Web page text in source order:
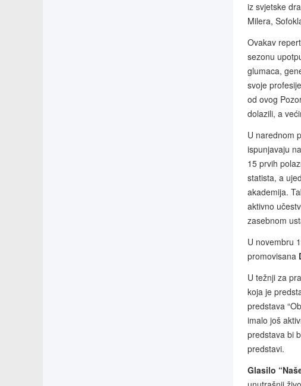
iz svjetske
Milera,
Ovakav
sezonu
glumaca,
svoje
od ovog
dolazili, a
U narednom
ispunjavaju
15 prvih
statista, a
akademija.
aktivno
zasebnom
U novembru
promovisana
U težnji za
koja je
predstava
imalo još
predstava bi
predstavi.
Glasilo